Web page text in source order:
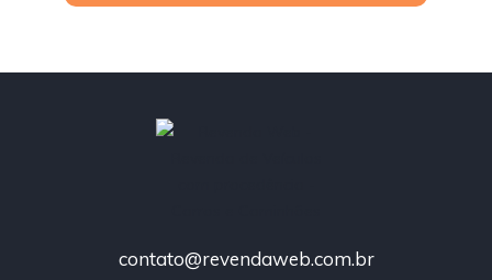
contato@revendaweb.com.br